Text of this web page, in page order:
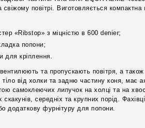
повітрі. Виготовляється
«Ribstop» з міцністю в 600 denier;
попони;
для кріплення.
та пропускають повітря, а
від холки та задню частину коня, має
самоклеючих липучок на холці та на
середніх та крупних порід.
додаткову фурнітуру для попони.